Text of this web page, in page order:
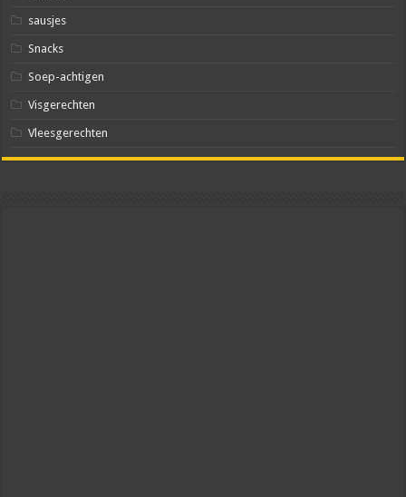
sausjes
Snacks
Soep-achtigen
Visgerechten
Vleesgerechten